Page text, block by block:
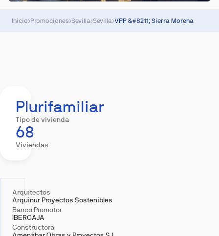
Inicio›Promociones›Sevilla›Sevilla›VPP &#8211; Sierra Morena
Plurifamiliar
Tipo de vivienda
68
Viviendas
Arquitectos
Arquinur Proyectos Sostenibles
Banco Promotor
IBERCAJA
Constructora